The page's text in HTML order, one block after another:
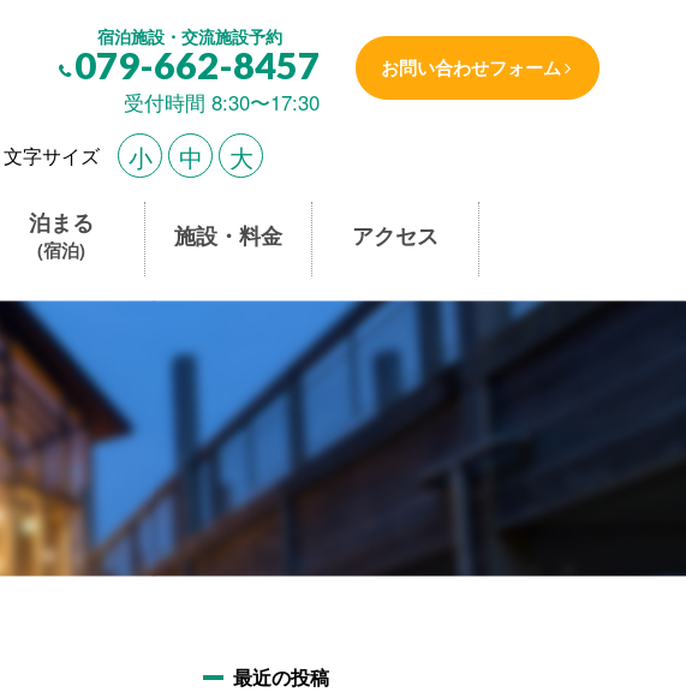
宿泊施設・交流施設予約
079-662-8457
受付時間 8:30〜17:30
お問い合わせフォーム
文字サイズ 小 中 大
泊まる
(宿泊) 施設・料金 アクセス
最近の投稿